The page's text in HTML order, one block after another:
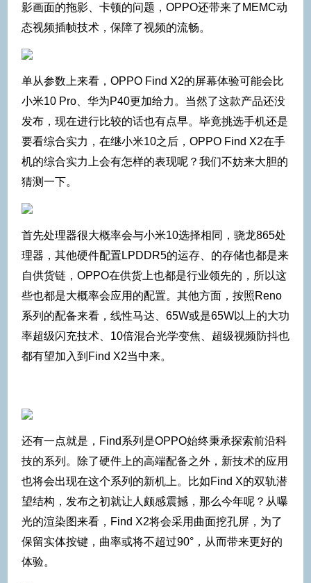
影画面的拖影、卡顿的问题，OPPO还带来了MEMC动
态视频插帧技术，保障了视频的流畅。
单从参数上来看，OPPO Find X2的屏幕体验可能会比
小米10 Pro、华为P40更加给力。当然了这款产品还没
发布，现在进行比较的话也有点早。毕竟挑选手机还是
要看综合实力，在继小米10之后，OPPO Find X2在手
机的综合实力上会有怎样的表现呢？我们不妨来大胆的
猜测一下。
首先处理器很大概率会与小米10选择相同，骁龙865处
理器，其他硬件配置LPDDR5的运存、的存储也都是来
自供货链，OPPO在供货上也都是行业领先的，所以这
些也都是大概率会应用的配置。其他方面，按照Reno
系列的配备来看，线性马达、65W或是65W以上的大功
率超级闪充技术、10倍混合光学变焦、超级视频防抖也
都有望加入到Find X2当中来。
还有一点就是，Find系列是OPPO始终秉承探索前沿科
技的系列。除了硬件上的高端配备之外，新技术的应用
也将会出现在这个系列的新机上。比如Find X的双轨潜
望结构，发布之初就让人颇感震撼，那么今年呢？从曝
光的渲染图来看，Find X2将会采用曲面挖孔屏，为了
保留实体按键，曲率或将不超过90°，从而带来更好的
体验。